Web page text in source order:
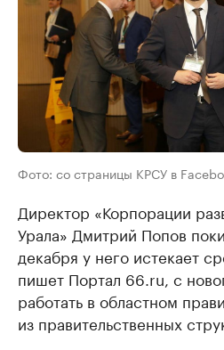
Фото: со страницы КРСУ в
Директор «Корпорации
Урала» Дмитрий Попов
декабря у него истекает
пишет Портал 66.ru, с
работать в областном
из правительственных